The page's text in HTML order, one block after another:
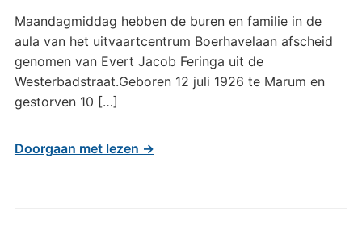
Maandagmiddag hebben de buren en familie in de
aula van het uitvaartcentrum Boerhavelaan afscheid
genomen van Evert Jacob Feringa uit de
Westerbadstraat.Geboren 12 juli 1926 te Marum en
gestorven 10 […]
Doorgaan met lezen →